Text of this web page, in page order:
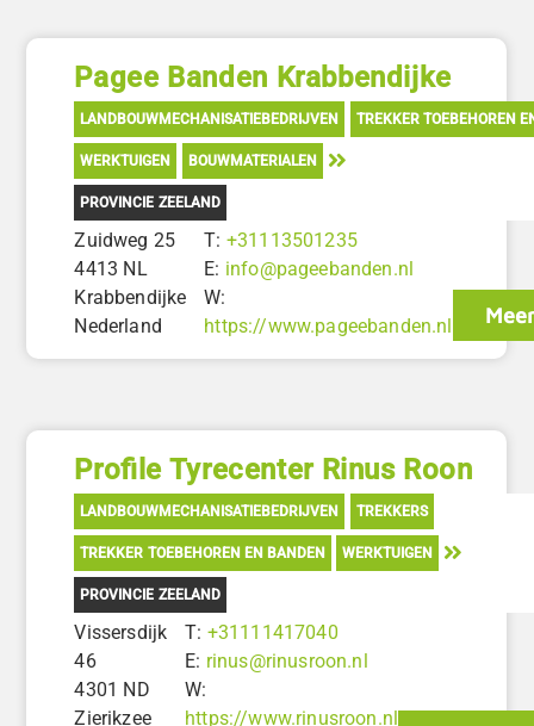
Pagee Banden Krabbendijke
LANDBOUWMECHANISATIEBEDRIJVEN TREKKER TOEBEHOREN
WERKTUIGEN BOUWMATERIALEN
PROVINCIE ZEELAND
Zuidweg 25
4413 NL
Krabbendijke
Nederland
T: +31113501235
E: info@pageebanden.nl
W:
https://www.pageebanden.nl
Profile Tyrecenter Rinus Roon
LANDBOUWMECHANISATIEBEDRIJVEN TREKKERS
TREKKER TOEBEHOREN EN BANDEN WERKTUIGEN
PROVINCIE ZEELAND
Vissersdijk
46
4301 ND
Zierikzee
T: +31111417040
E: rinus@rinusroon.nl
W:
https://www.rinusroon.nl